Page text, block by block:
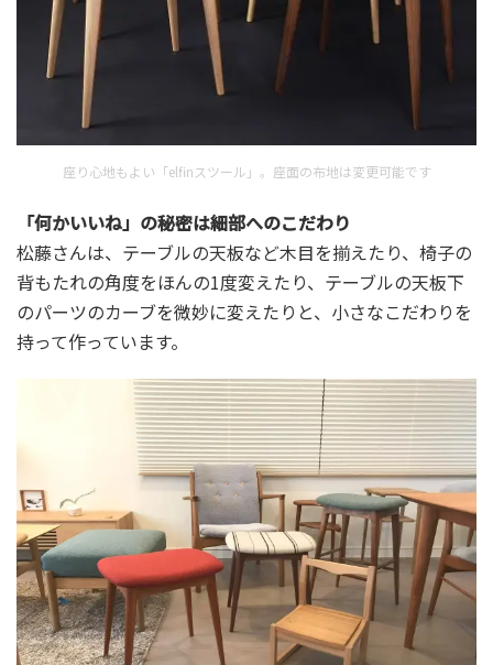
座り心地もよい「elfinスツール」。座面の布地は変更可能です
「何かいいね」の秘密は細部へのこだわり
松藤さんは、テーブルの天板など木目を揃えたり、椅子の
背もたれの角度をほんの1度変えたり、テーブルの天板下
のパーツのカーブを微妙に変えたりと、小さなこだわりを
持って作っています。